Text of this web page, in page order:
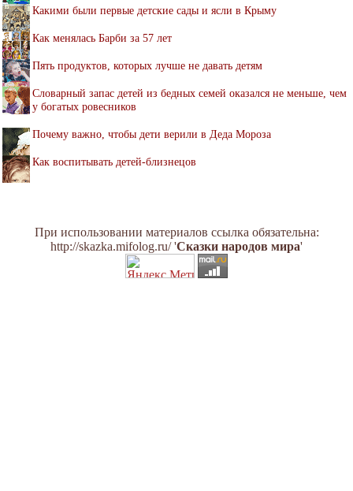
Какими были первые детские сады и ясли в Крыму
Как менялась Барби за 57 лет
Пять продуктов, которых лучше не давать детям
Словарный запас детей из бедных семей оказался не меньше, чем
у богатых ровесников
Почему важно, чтобы дети верили в Деда Мороза
Как воспитывать детей-близнецов
При использовании материалов ссылка обязательна:
http://skazka.mifolog.ru/ 'Сказки народов мира'